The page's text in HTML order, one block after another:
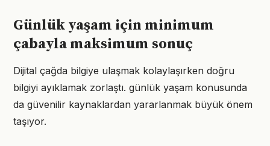
Günlük yaşam için minimum
çabayla maksimum sonuç
Dijital çağda bilgiye ulaşmak kolaylaşırken doğru
bilgiyi ayıklamak zorlaştı. günlük yaşam konusunda
da güvenilir kaynaklardan yararlanmak büyük önem
taşıyor.